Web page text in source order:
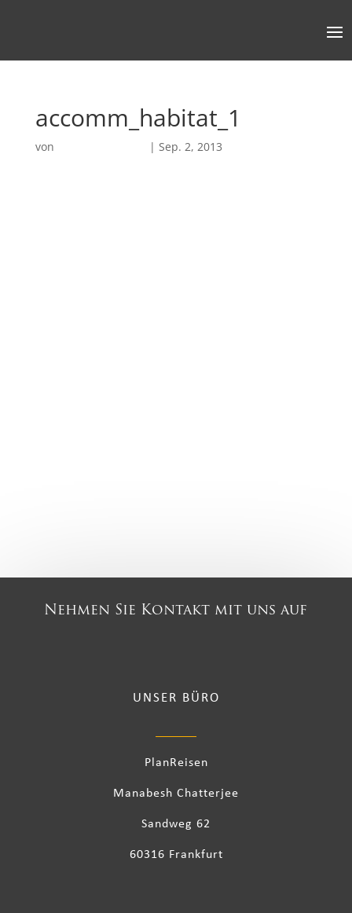
accomm_habitat_1
von | Sep. 2, 2013
Nehmen Sie Kontakt mit uns auf
UNSER BÜRO
PlanReisen
Manabesh Chatterjee
Sandweg 62
60316 Frankfurt